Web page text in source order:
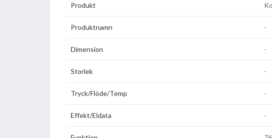
Produkt
Produktnamn -
Dimension -
Storlek -
Tryck/Flöde/Temp -
Effekt/Eldata -